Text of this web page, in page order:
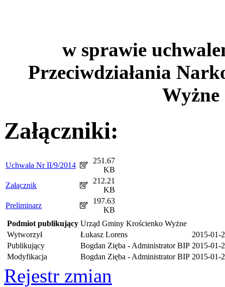
w sprawie
Przeciwdziałania
Załączniki:
Uchwała Nr II/9/2014
251.67
KB
Załącznik
212.21
KB
Preliminarz
197.63
KB
Podmiot publikujący Urząd Gminy Krościenko Wyżne
Wytworzył
Łukasz Lorens
2015-01-
Publikujący
Bogdan Zięba - Administrator BIP 2015-01-
Modyfikacja
Bogdan Zięba - Administrator BIP 2015-01-
Rejestr zmian